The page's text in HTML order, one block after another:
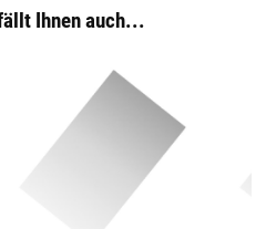
Ihnen auch...